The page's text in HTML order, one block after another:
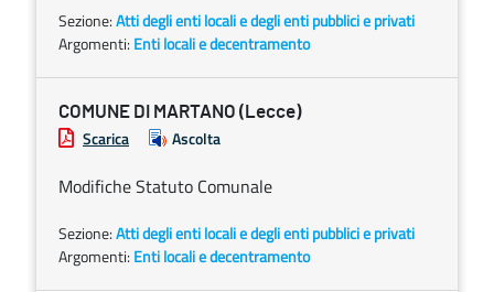
Sezione:Atti degli enti locali e degli enti pubblici e privati
Argomenti: Enti locali e decentramento
COMUNE DI MARTANO (Lecce)
Scarica Ascolta
Modifiche Statuto Comunale
Sezione:Atti degli enti locali e degli enti pubblici e privati
Argomenti: Enti locali e decentramento